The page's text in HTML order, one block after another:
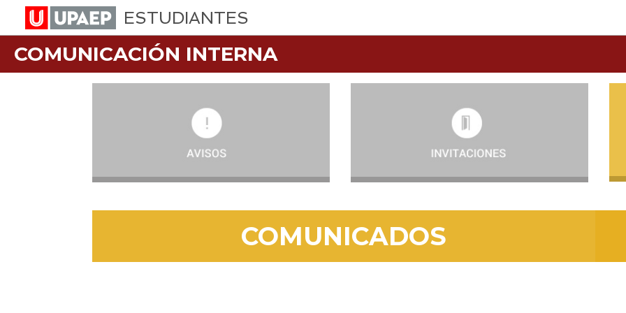
ESTUDIANTES
COMUNICACIÓN INTERNA
COMUNICADOS